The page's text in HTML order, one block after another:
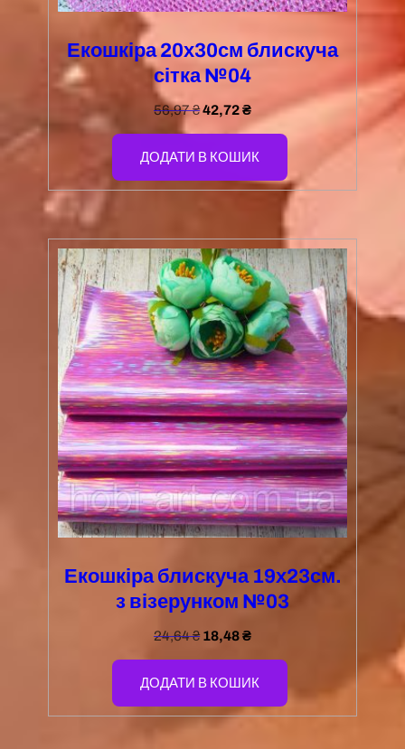
Екошкіра 20х30см блискуча
сітка №04
56,97₴42,72₴
ДОДАТИ В КОШИК
Екошкіра блискуча 19х23см.
з візерунком №03
24,64₴ 18,48₴
ДОДАТИ В КОШИК